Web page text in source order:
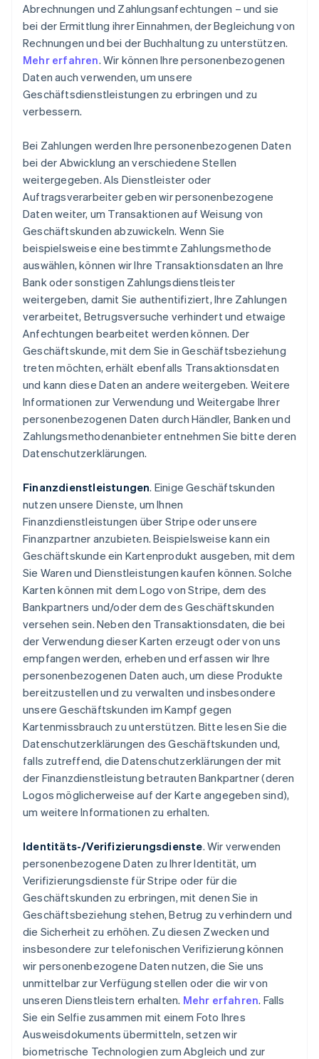
Abrechnungen und Zahlungsanfechtungen – und sie
bei der Ermittlung ihrer Einnahmen, der Begleichung von
Rechnungen und bei der Buchhaltung zu unterstützen.
Mehr erfahren. Wir können Ihre personenbezogenen
Daten auch verwenden, um unsere
Geschäftsdienstleistungen zu erbringen und zu
verbessern.
Bei Zahlungen werden Ihre personenbezogenen Daten
bei der Abwicklung an verschiedene Stellen
weitergegeben. Als Dienstleister oder
Auftragsverarbeiter geben wir personenbezogene
Daten weiter, um Transaktionen auf Weisung von
Geschäftskunden abzuwickeln. Wenn Sie
beispielsweise eine bestimmte Zahlungsmethode
auswählen, können wir Ihre Transaktionsdaten an Ihre
Bank oder sonstigen Zahlungsdienstleister
weitergeben, damit Sie authentifiziert, Ihre Zahlungen
verarbeitet, Betrugsversuche verhindert und etwaige
Anfechtungen bearbeitet werden können. Der
Geschäftskunde, mit dem Sie in Geschäftsbeziehung
treten möchten, erhält ebenfalls Transaktionsdaten
und kann diese Daten an andere weitergeben. Weitere
Informationen zur Verwendung und Weitergabe Ihrer
personenbezogenen Daten durch Händler, Banken und
Zahlungsmethodenanbieter entnehmen Sie bitte deren
Datenschutzerklärungen.
Finanzdienstleistungen. Einige Geschäftskunden
nutzen unsere Dienste, um Ihnen
Finanzdienstleistungen über Stripe oder unsere
Finanzpartner anzubieten. Beispielsweise kann ein
Geschäftskunde ein Kartenprodukt ausgeben, mit dem
Sie Waren und Dienstleistungen kaufen können. Solche
Karten können mit dem Logo von Stripe, dem des
Bankpartners und/oder dem des Geschäftskunden
versehen sein. Neben den Transaktionsdaten, die bei
der Verwendung dieser Karten erzeugt oder von uns
empfangen werden, erheben und erfassen wir Ihre
personenbezogenen Daten auch, um diese Produkte
bereitzustellen und zu verwalten und insbesondere
unsere Geschäftskunden im Kampf gegen
Kartenmissbrauch zu unterstützen. Bitte lesen Sie die
Datenschutzerklärungen des Geschäftskunden und,
falls zutreffend, die Datenschutzerklärungen der mit
der Finanzdienstleistung betrauten Bankpartner (deren
Logos möglicherweise auf der Karte angegeben sind),
um weitere Informationen zu erhalten.
Identitäts-/Verifizierungsdienste. Wir verwenden
personenbezogene Daten zu Ihrer Identität, um
Verifizierungsdienste für Stripe oder für die
Geschäftskunden zu erbringen, mit denen Sie in
Geschäftsbeziehung stehen, Betrug zu verhindern und
die Sicherheit zu erhöhen. Zu diesen Zwecken und
insbesondere zur telefonischen Verifizierung können
wir personenbezogene Daten nutzen, die Sie uns
unmittelbar zur Verfügung stellen oder die wir von
unseren Dienstleistern erhalten. Mehr erfahren. Falls
Sie ein Selfie zusammen mit einem Foto Ihres
Ausweisdokuments übermitteln, setzen wir
biometrische Technologien zum Abgleich und zur